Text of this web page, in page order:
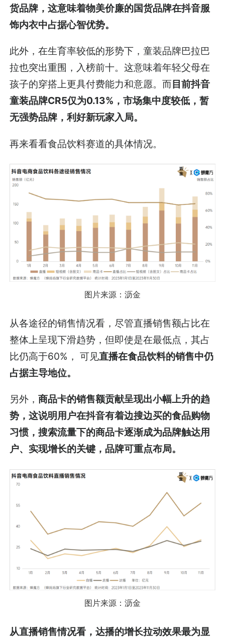
货品牌，这意味着物美价廉的国货品牌在抖音服
饰内衣中占据心智优势。
此外，在生育率较低的形势下，童装品牌巴拉巴
拉也突出重围，入榜前十。这意味着年轻父母在
孩子的穿搭上更具付费能力和意愿。而 目前抖音
童装品牌CR5仅为0.13%，市场集中度较低，暂
无强势品牌，利好新玩家入局。
再来看看食品饮料赛道的具体情况。
图片来源：沥金
从各途径的销售情况看，尽管直播销售额占比在
整体上呈现下滑趋势，但即使是在最低点，其占
比仍高于60%， 可见直播在食品饮料的销售中仍
占据主导地位。
另外，商品卡的销售额贡献呈现出小幅上升的趋
势，这说明用户在抖音有着边搜边买的食品购物
习惯，搜索流量下的商品卡逐渐成为品牌触达用
户、实现增长的关键，品牌可重点布局。
图片来源：沥金
从直播销售情况看，达播的增长拉动效果最为显